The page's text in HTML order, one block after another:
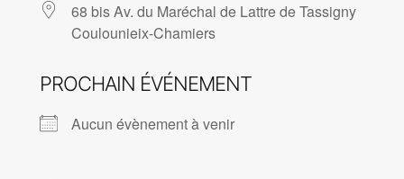
68 bis Av. du Maréchal de Lattre de Tassigny
Coulounieix-Chamiers
PROCHAIN ÉVÉNEMENT
Aucun évènement à venir